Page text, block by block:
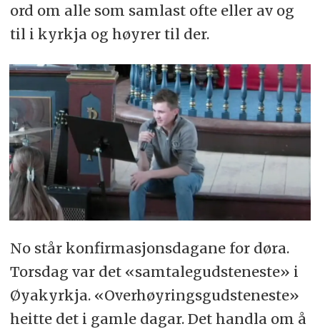
ord om alle som samlast ofte eller av og
til i kyrkja og høyrer til der.
No står konfirmasjonsdagane for døra.
Torsdag var det «samtalegudsteneste» i
Øyakyrkja. «Overhøyringsgudsteneste»
heitte det i gamle dagar. Det handla om å